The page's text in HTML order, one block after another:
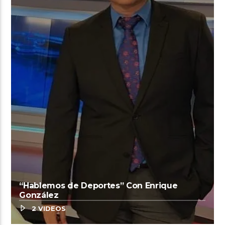
“Hablemos de Deportes” Con Enrique
González
2 VIDEOS